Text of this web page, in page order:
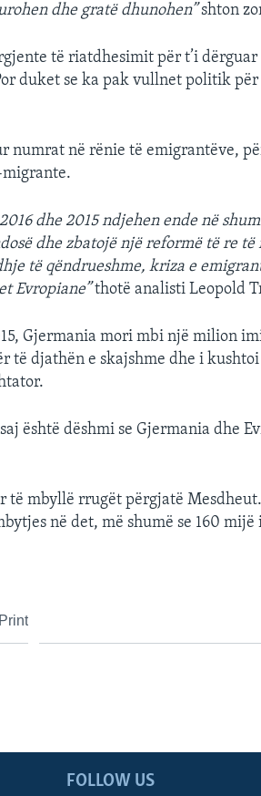
dhe gratë dhunohen”shton
të riatdhesimit për t’i
duket se ka pak vullnet politik
numrat në rënie të emigrantëve,
dhe 2015 ndjehen ende në
dhe zbatojë një reformë të re
të qëndrueshme, kriza e
Evropiane”thotë analisti Leopold
Gjermania mori mbi një milion
djathën e skajshme dhe i
është dëshmi se Gjermania dhe
të mbyllë rrugët përgjatë
në det, më shumë se 160 mijë
Print
FOLLOW US